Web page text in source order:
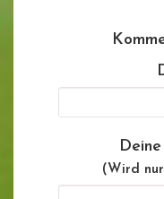
(Wird